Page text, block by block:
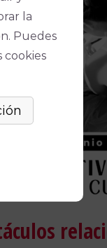
la
Puedes
cookies